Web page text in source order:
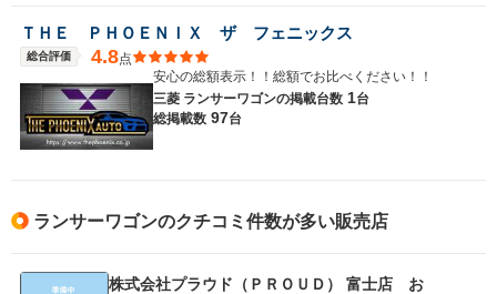
ＴＨＥ ＰＨＯＥＮＩＸ ザ フェニックス
総合評価 4.8点
安心の総額表示！！総額でお比べください！！
三菱 ランサーワゴンの掲載台数 1台
総掲載数 97台
ランサーワゴンのクチコミ件数が多い販売店
株式会社プラウド（ＰＲＯＵＤ） 富士店 お